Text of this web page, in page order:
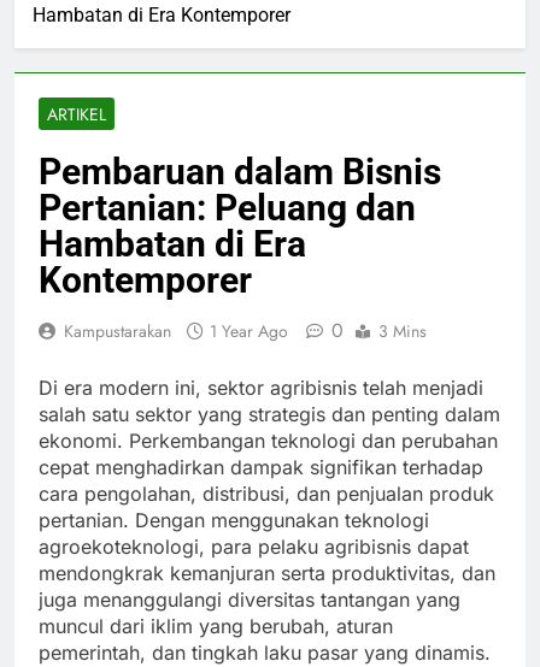
Hambatan di Era Kontemporer
ARTIKEL
Pembaruan dalam Bisnis
Pertanian: Peluang dan
Hambatan di Era
Kontemporer
Kampustarakan 1 Year Ago 0 3 Mins
Di era modern ini, sektor agribisnis telah menjadi
salah satu sektor yang strategis dan penting dalam
ekonomi. Perkembangan teknologi dan perubahan
cepat menghadirkan dampak signifikan terhadap
cara pengolahan, distribusi, dan penjualan produk
pertanian. Dengan menggunakan teknologi
agroekoteknologi, para pelaku agribisnis dapat
mendongkrak kemanjuran serta produktivitas, dan
juga menanggulangi diversitas tantangan yang
muncul dari iklim yang berubah, aturan
pemerintah, dan tingkah laku pasar yang dinamis.